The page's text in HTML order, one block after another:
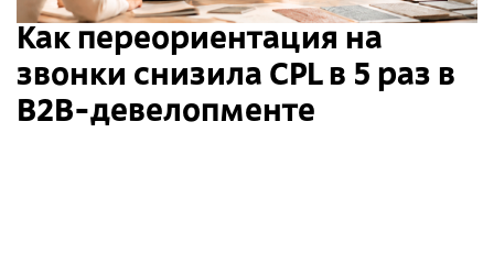
Как переориентация на
звонки снизила CPL в 5 раз в
B2B-девелопменте